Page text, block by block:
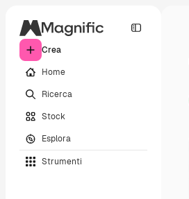
Crea
Home
Ricerca
Stock
Esplora
Strumenti